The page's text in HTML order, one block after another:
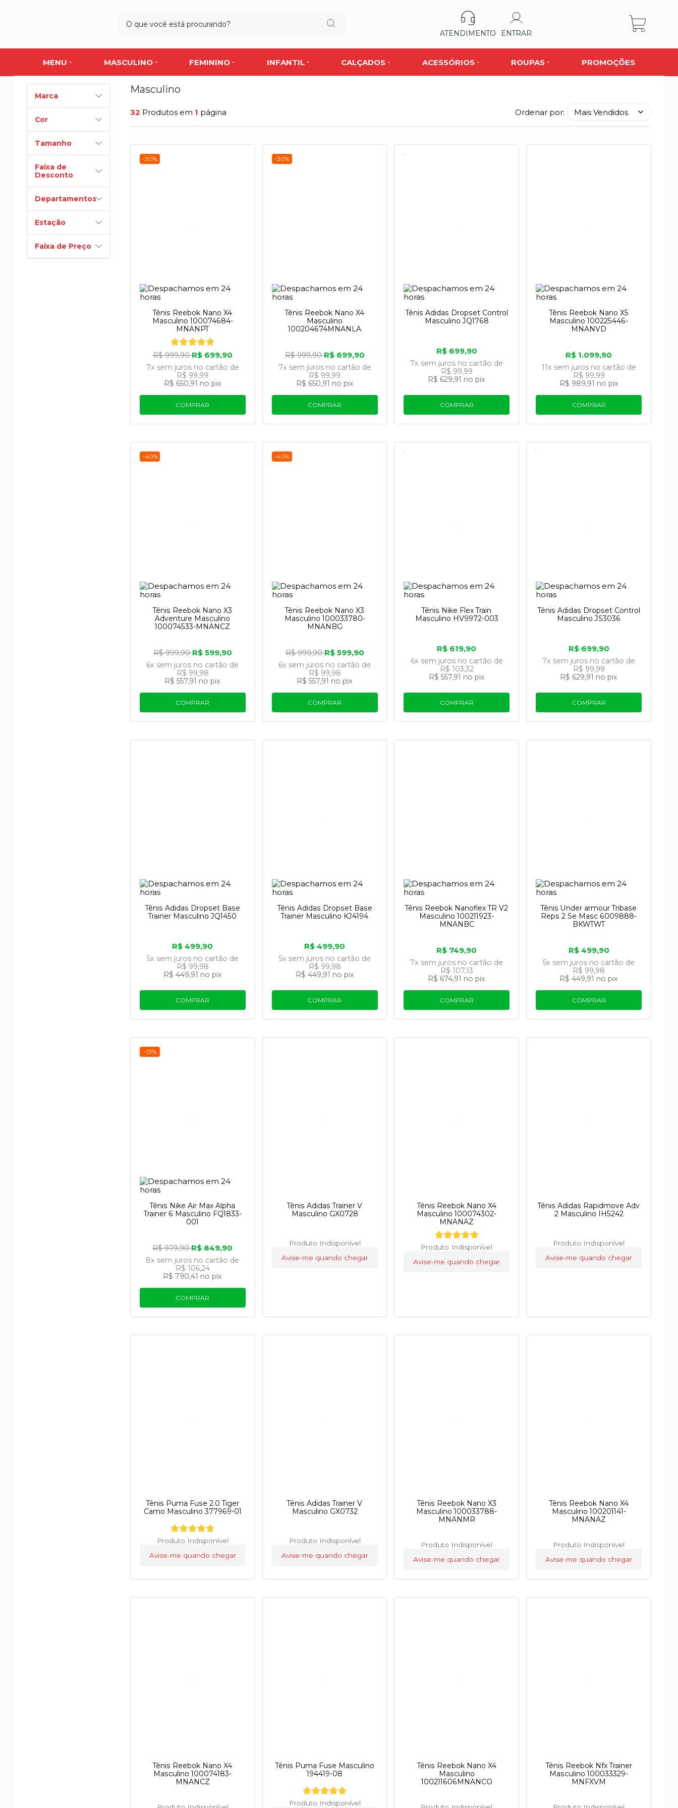
ATENDIMENTO ENTRAR
MENU MASCULINO FEMININO INFANTIL CALÇADOS ACESSÓRIOS ROUPAS PROMOÇÕES
Marca
Cor
Tamanho
Faixa de
Desconto
Departamentos
Estação
Faixa de Preço
Masculino
32 Produtos em 1 página Ordenar por:
-30%
Tênis Reebok Nano X4
Masculino 100074684-
MNANPT
R$ 999,90R$ 699,90
7x sem juros no cartão de
R$ 99,99
R$ 650,91 no pix
COMPRAR
-30%
Tênis Reebok Nano X4
Masculino
100204674MNANLA
R$ 999,90R$ 699,90
7x sem juros no cartão de
R$ 99,99
R$ 650,91 no pix
COMPRAR
Tênis Adidas Dropset Control
Masculino JQ1768
R$ 699,90
7x sem juros no cartão de
R$ 99,99
R$ 629,91 no pix
COMPRAR
Tênis Reebok Nano X5
Masculino 100225446-
MNANVD
R$ 1.099,90
11x sem juros no cartão de
R$ 99,99
R$ 989,91 no pix
COMPRAR
-40%
Tênis Reebok Nano X3
Adventure Masculino
100074533-MNANCZ
R$ 999,90R$ 599,90
6x sem juros no cartão de
R$ 99,98
R$ 557,91 no pix
COMPRAR
-40%
Tênis Reebok Nano X3
Masculino 100033780-
MNANBG
R$ 999,90R$ 599,90
6x sem juros no cartão de
R$ 99,98
R$ 557,91 no pix
COMPRAR
Tênis Nike Flex Train
Masculino HV9972-003
R$ 619,90
6x sem juros no cartão de
R$ 103,32
R$ 557,91 no pix
COMPRAR
Tênis Adidas Dropset Control
Masculino JS3036
R$ 699,90
7x sem juros no cartão de
R$ 99,99
R$ 629,91 no pix
COMPRAR
Tênis Adidas Dropset Base
Trainer Masculino JQ1450
R$ 499,90
5x sem juros no cartão de
R$ 99,98
R$ 449,91 no pix
COMPRAR
Tênis Adidas Dropset Base
Trainer Masculino KJ4194
R$ 499,90
5x sem juros no cartão de
R$ 99,98
R$ 449,91 no pix
COMPRAR
Tênis Reebok Nanoflex TR V2
Masculino 100211923-
MNANBC
R$ 749,90
7x sem juros no cartão de
R$ 107,13
R$ 674,91 no pix
COMPRAR
Tênis Under armour Tribase
Reps 2 Se Masc 6009888-
BKWTWT
R$ 499,90
5x sem juros no cartão de
R$ 99,98
R$ 449,91 no pix
COMPRAR
-13%
Tênis Nike Air Max Alpha
Trainer 6 Masculino FQ1833-
001
R$ 979,90R$ 849,90
8x sem juros no cartão de
R$ 106,24
R$ 790,41 no pix
COMPRAR
Tênis Adidas Trainer V
Masculino GX0728
Produto Indisponível
Avise-me quando chegar
Tênis Reebok Nano X4
Masculino 100074302-
MNANAZ
Produto Indisponível
Avise-me quando chegar
Tênis Adidas Rapidmove Adv
2 Masculino IH5242
Produto Indisponível
Avise-me quando chegar
Tênis Puma Fuse 2.0 Tiger
Camo Masculino 377969-01
Produto Indisponível
Avise-me quando chegar
Tênis Adidas Trainer V
Masculino GX0732
Produto Indisponível
Avise-me quando chegar
Tênis Reebok Nano X3
Masculino 100033788-
MNANMR
Produto Indisponível
Avise-me quando chegar
Tênis Reebok Nano X4
Masculino 100201141-
MNANAZ
Produto Indisponível
Avise-me quando chegar
Tênis Reebok Nano X4
Masculino 100074183-
MNANCZ
Tênis Puma Fuse Masculino
194419-08
Produto Indisponível
Tênis Reebok Nano X4
Masculino
100211606MNANCO
Tênis Reebok Nfx Trainer
Masculino 100033329-
MNFXVM